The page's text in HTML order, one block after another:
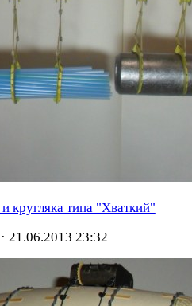
кругляка типа "Хваткий"
21.06.2013 23:32